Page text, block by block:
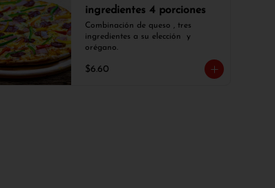
ingredientes 4 porciones
Combinación de queso , tres
ingredientes a su elección  y
orégano.
$6.60